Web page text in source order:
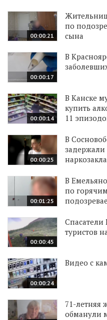
00:00:21
по
сына
00:00:17
В
00:00:14
В Канске
купить
11
00:00:25
В
00:01:25
В
по
00:00:45
Спасатели
туристов
00:00:24
Видео с
71-летняя
обманули